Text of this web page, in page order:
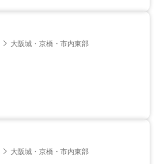
大阪城・京橋・市内東部
大阪城・京橋・市内東部